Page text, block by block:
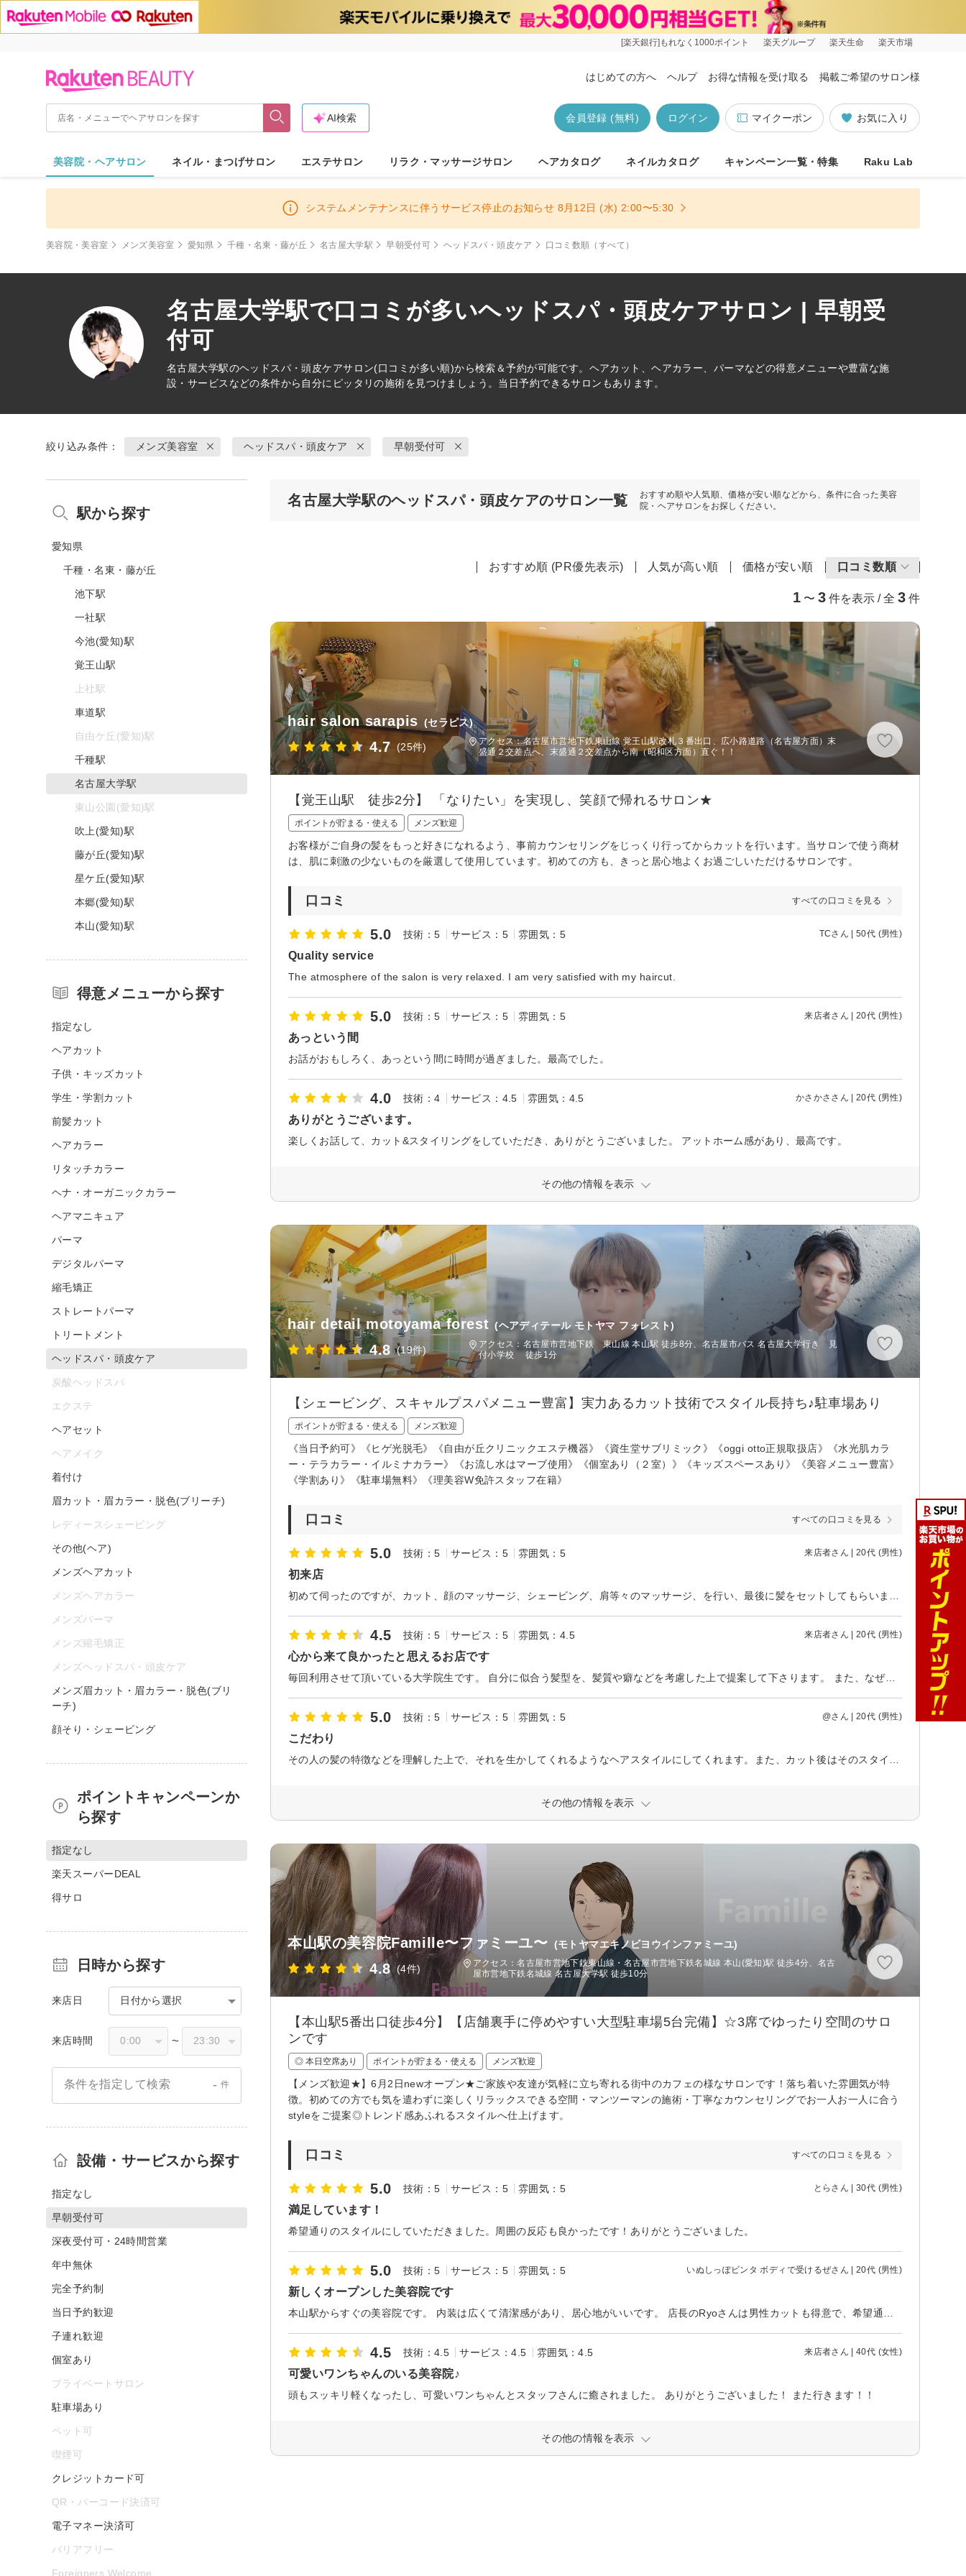
[楽天銀行]もれなく1000ポイント 楽天グループ 楽天生命 楽天市場
はじめての方へ ヘルプ お得な情報を受け取る 掲載ご希望のサロン様
お気に入り
マイクーポン
ログイン
会員登録 (無料)
AI検索
美容院・ヘアサロン ネイル・まつげサロン エステサロン リラク・マッサージサロン ヘアカタログ ネイルカタログ キャンペーン一覧・特集 Raku Lab
システムメンテナンスに伴うサービス停止のお知らせ 8月12日 (水) 2:00〜5:30
美容院・美容室 メンズ美容室 愛知県 千種・名東・藤が丘 名古屋大学駅 早朝受付可 ヘッドスパ・頭皮ケア 口コミ数順（すべて）
名古屋大学駅で口コミが多いヘッドスパ・頭皮ケアサロン | 早朝受
付可
名古屋大学駅のヘッドスパ・頭皮ケアサロン(口コミが多い順)から検索＆予約が可能です。ヘアカット、ヘアカラー、パーマなどの得意メニューや豊富な施
設・サービスなどの条件から自分にピッタリの施術を見つけましょう。当日予約できるサロンもあります。
絞り込み条件： メンズ美容室 ヘッドスパ・頭皮ケア 早朝受付可
名古屋大学駅のヘッドスパ・頭皮ケアのサロン一覧
おすすめ順や人気順、価格が安い順などから、条件に合った美容
院・ヘアサロンをお探しください。
おすすめ順 (PR優先表示) 人気が高い順 価格が安い順 口コミ数順
1 〜 3 件を表示 / 全 3 件
hair salon sarapis (セラピス)
4.7 (25件)
アクセス：名古屋市営地下鉄東山線 覚王山駅改札３番出口、広小路道路（名古屋方面）末
盛通２交差点へ、末盛通２交差点から南（昭和区方面）直ぐ！！
【覚王山駅 徒歩2分】 「なりたい」を実現し、笑顔で帰れるサロン★
ポイントが貯まる・使える メンズ歓迎
お客様がご自身の髪をもっと好きになれるよう、事前カウンセリングをじっくり行ってからカットを行います。当サロンで使う商材
は、肌に刺激の少ないものを厳選して使用しています。初めての方も、きっと居心地よくお過ごしいただけるサロンです。
口コミ すべての口コミを見る
5.0 技術：5 サービス：5 雰囲気：5 TCさん | 50代 (男性)
Quality service
The atmosphere of the salon is very relaxed. I am very satisfied with my haircut.
5.0 技術：5 サービス：5 雰囲気：5 来店者さん | 20代 (男性)
あっという間
お話がおもしろく、あっという間に時間が過ぎました。最高でした。
4.0 技術：4 サービス：4.5 雰囲気：4.5 かさかささん | 20代 (男性)
ありがとうございます。
楽しくお話して、カット&スタイリングをしていただき、ありがとうございました。 アットホーム感があり、最高です。
その他の情報を表示
hair detail motoyama forest (ヘアディテール モトヤマ フォレスト)
4.8 (19件)
アクセス：名古屋市営地下鉄 東山線 本山駅 徒歩8分、名古屋市バス 名古屋大学行き 見
付小学校 徒歩1分
【シェービング、スキャルプスパメニュー豊富】実力あるカット技術でスタイル長持ち♪駐車場あり
ポイントが貯まる・使える メンズ歓迎
《当日予約可》《ヒゲ光脱毛》《自由が丘クリニックエステ機器》《資生堂サブリミック》《oggi otto正規取扱店》《水光肌カラ
ー・テラカラー・イルミナカラー》《お流し水はマーブ使用》《個室あり（２室）》《キッズスペースあり》《美容メニュー豊富》
《学割あり》《駐車場無料》《理美容W免許スタッフ在籍》
口コミ すべての口コミを見る
5.0 技術：5 サービス：5 雰囲気：5 来店者さん | 20代 (男性)
初来店
4.5 技術：5 サービス：5 雰囲気：4.5 来店者さん | 20代 (男性)
心から来て良かったと思えるお店です
毎回利用させて頂いている大学院生です。 自分に似合う髪型を、髪質や癖などを考慮した上で提案して下さります。 また、なぜこのようなカットを行うのか、どうしてこのような髪型にするのかという「カットの根拠」を伝えながら施術してくださるので毎回安心して通うことが出来ております。
5.0 技術：5 サービス：5 雰囲気：5 @さん | 20代 (男性)
こだわり
その他の情報を表示
本山駅の美容院Famille〜ファミーユ〜 (モトヤマエキノビヨウインファミーユ)
4.8 (4件)
アクセス：名古屋市営地下鉄東山線・名古屋市営地下鉄名城線 本山(愛知)駅 徒歩4分、名古
屋市営地下鉄名城線 名古屋大学駅 徒歩10分
【本山駅5番出口徒歩4分】【店舗裏手に停めやすい大型駐車場5台完備】☆3席でゆったり空間のサロ
ンです
◎ 本日空席あり ポイントが貯まる・使える メンズ歓迎
【メンズ歓迎★】6月2日newオープン★ご家族や友達が気軽に立ち寄れる街中のカフェの様なサロンです！落ち着いた雰囲気が特
徴。初めての方でも気を遣わずに楽しくリラックスできる空間・マンツーマンの施術・丁寧なカウンセリングでお一人お一人に合う
styleをご提案◎トレンド感あふれるスタイルへ仕上げます。
口コミ すべての口コミを見る
5.0 技術：5 サービス：5 雰囲気：5 とらさん | 30代 (男性)
満足しています！
希望通りのスタイルにしていただきました。周囲の反応も良かったです！ありがとうございました。
5.0 技術：5 サービス：5 雰囲気：5 いぬしっぽビンタ ボディで受けるぜさん | 20代 (男性)
新しくオープンした美容院です
4.5 技術：4.5 サービス：4.5 雰囲気：4.5 来店者さん | 40代 (女性)
可愛いワンちゃんのいる美容院♪
頭もスッキリ軽くなったし、可愛いワンちゃんとスタッフさんに癒されました。 ありがとうございました！ また行きます！！
その他の情報を表示
駅から探す
愛知県
千種・名東・藤が丘
池下駅
一社駅
今池(愛知)駅
覚王山駅
上社駅
車道駅
自由ケ丘(愛知)駅
千種駅
名古屋大学駅
東山公園(愛知)駅
吹上(愛知)駅
藤が丘(愛知)駅
星ケ丘(愛知)駅
本郷(愛知)駅
本山(愛知)駅
得意メニューから探す
指定なし
ヘアカット
子供・キッズカット
学生・学割カット
前髪カット
ヘアカラー
リタッチカラー
ヘナ・オーガニックカラー
ヘアマニキュア
パーマ
デジタルパーマ
縮毛矯正
ストレートパーマ
トリートメント
ヘッドスパ・頭皮ケア
炭酸ヘッドスパ
エクステ
ヘアセット
ヘアメイク
着付け
眉カット・眉カラー・脱色(ブリーチ)
レディースシェービング
その他(ヘア)
メンズヘアカット
メンズヘアカラー
メンズパーマ
メンズ縮毛矯正
メンズヘッドスパ・頭皮ケア
メンズ眉カット・眉カラー・脱色(ブリ
ーチ)
顔そり・シェービング
ポイントキャンペーンか
ら探す
指定なし
楽天スーパーDEAL
得サロ
日時から探す
来店日 日付から選択
来店時間 〜
条件を指定して検索 - 件
設備・サービスから探す
指定なし
早朝受付可
深夜受付可・24時間営業
年中無休
完全予約制
当日予約歓迎
子連れ歓迎
個室あり
プライベートサロン
駐車場あり
ペット可
喫煙可
クレジットカード可
QR・バーコード決済可
電子マネー決済可
バリアフリー
Foreigners Welcome